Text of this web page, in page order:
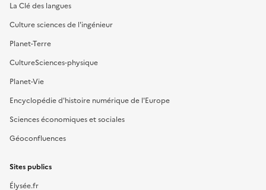
La Clé des langues
Culture sciences de l'ingénieur
Planet-Terre
CultureSciences-physique
Planet-Vie
Encyclopédie d'histoire numérique de l'Europe
Sciences économiques et sociales
Géoconfluences
Sites publics
Élysée.fr